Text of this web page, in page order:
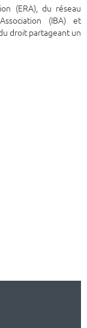
(ERA), du réseau
(IBA) et
droit partageant un